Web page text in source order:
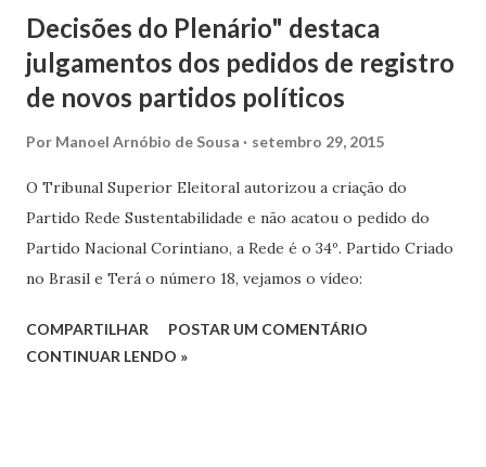
Decisões do Plenário" destaca
julgamentos dos pedidos de registro
de novos partidos políticos
Por Manoel Arnóbio de Sousa setembro 29, 2015
O Tribunal Superior Eleitoral autorizou a criação do
Partido Rede Sustentabilidade e não acatou o pedido do
Partido Nacional Corintiano, a Rede é o 34º. Partido Criado
no Brasil e Terá o número 18, vejamos o vídeo:
COMPARTILHAR
POSTAR UM COMENTÁRIO
CONTINUAR LENDO »